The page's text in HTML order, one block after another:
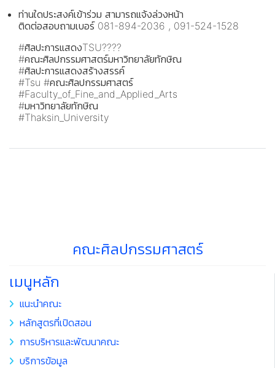
ท่านใดประสงค์เข้าร่วม สามารถแจ้งล่วงหน้า
ติดต่อสอบถามเบอร์ 081-894-2036 , 091-524-1528
#ศิลปะการแสดงTSU????
#คณะศิลปกรรมศาสตร์มหาวิทยาลัยทักษิณ
#ศิลปะการแสดงสร้างสรรค์
#Tsu #คณะศิลปกรรมศาสตร์
#Faculty_of_Fine_and_Applied_Arts
#มหาวิทยาลัยทักษิณ
#Thaksin_University
คณะศิลปกรรมศาสตร์
เมนูหลัก
แนะนำคณะ
หลักสูตรที่เปิดสอน
การบริหารและพัฒนาคณะ
บริการข้อมูล